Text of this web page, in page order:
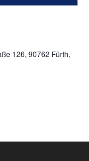
126, 90762 Fürth,